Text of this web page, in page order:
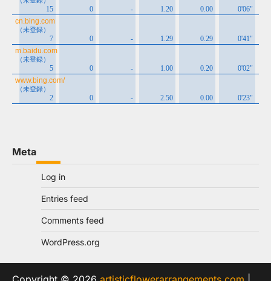
Meta
Log in
Entries feed
Comments feed
WordPress.org